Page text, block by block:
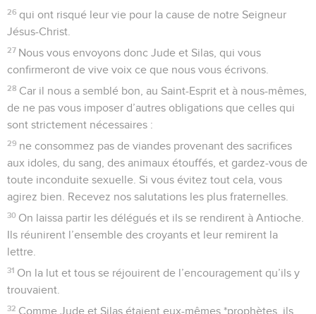
26 qui ont risqué leur vie pour la cause de notre Seigneur
Jésus-Christ.
27 Nous vous envoyons donc Jude et Silas, qui vous
confirmeront de vive voix ce que nous vous écrivons.
28 Car il nous a semblé bon, au Saint-Esprit et à nous-mêmes,
de ne pas vous imposer d’autres obligations que celles qui
sont strictement nécessaires :
29 ne consommez pas de viandes provenant des sacrifices
aux idoles, du sang, des animaux étouffés, et gardez-vous de
toute inconduite sexuelle. Si vous évitez tout cela, vous
agirez bien. Recevez nos salutations les plus fraternelles.
30 On laissa partir les délégués et ils se rendirent à Antioche.
Ils réunirent l’ensemble des croyants et leur remirent la
lettre.
31 On la lut et tous se réjouirent de l’encouragement qu’ils y
trouvaient.
32 Comme Jude et Silas étaient eux-mêmes *prophètes, ils